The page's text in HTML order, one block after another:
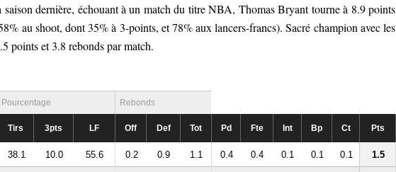
saison dernière, échouant à un match du titre NBA, Thomas Bryant tourne à 8.9 points
au shoot, dont 35% à 3-points, et 78% aux lancers-francs). Sacré champion avec les
points et 3.8 rebonds par match.
Pourcentage Rebonds
Tirs 3pts LF Off Def Tot Pd Fte Int Bp Ct Pts
38.1 10.0 55.6 0.2 0.9 1.1 0.4 0.4 0.1 0.1 0.1 1.5